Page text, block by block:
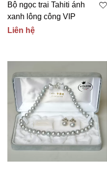
Bộ ngọc trai Tahiti ánh
xanh lông công VIP
Liên hệ